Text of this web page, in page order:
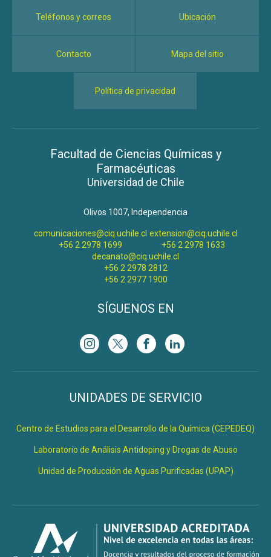
Teléfonos y correos Ubicación
Contacto Mapa del sitio
Política de privacidad
Facultad de Ciencias Químicas y
Farmacéuticas
Universidad de Chile
Olivos 1007, Independencia
comunicaciones@ciq.uchile.cl
+56 2 2978 1699
extension@ciq.uchile.cl
+56 2 2978 1633
decanato@ciq.uchile.cl
+56 2 2978 2812
+56 2 2977 1900
SÍGUENOS EN
UNIDADES DE SERVICIO
Centro de Estudios para el Desarrollo de la Química (CEPEDEQ)
Laboratorio de Análisis Antidoping y Drogas de Abuso
Unidad de Producción de Aguas Purificadas (UPAP)